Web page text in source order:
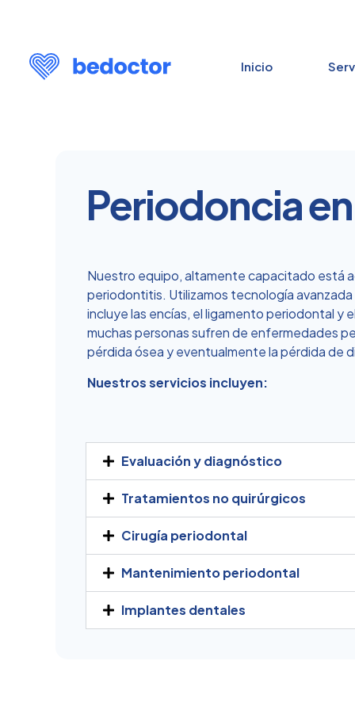
Inicio
Periodoncia
Nuestro equipo,altamente capacitado está
periodontitis. Utilizamos tecnología
incluye las encías, el ligamento periodontal y
muchas personas sufren de enfermedades
pérdida ósea y eventualmente la pérdida de
Nuestros servicios incluyen:
Evaluación y diagnóstico
Tratamientos no quirúrgicos
Cirugía periodontal
Mantenimiento periodontal
Implantes dentales